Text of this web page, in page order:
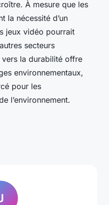
À mesure que les
la nécessité d’un
jeux vidéo pourrait
secteurs
la durabilité offre
environnementaux,
pour les
l’environnement.